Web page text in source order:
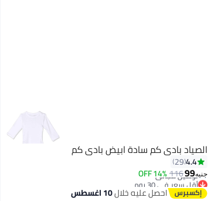
الصياد بادى كم سادة ابيض بادى كم
4.4
29
جنيه99
116
14% OFF
أقل سعر في 30 يوم
توصيل مجاني
أقل سعر في 30 يوم
احصل عليه خلال10 اغسطس